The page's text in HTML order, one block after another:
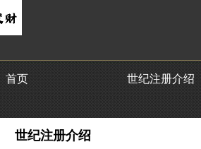
首页 世纪注册介绍
世纪注册介绍